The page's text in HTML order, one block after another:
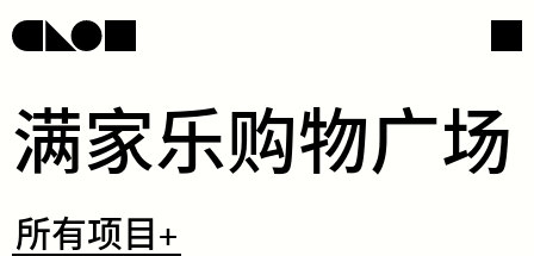
​满​​家​​乐​​购​​物​​广​​场​
​所有项目+
所有项目+